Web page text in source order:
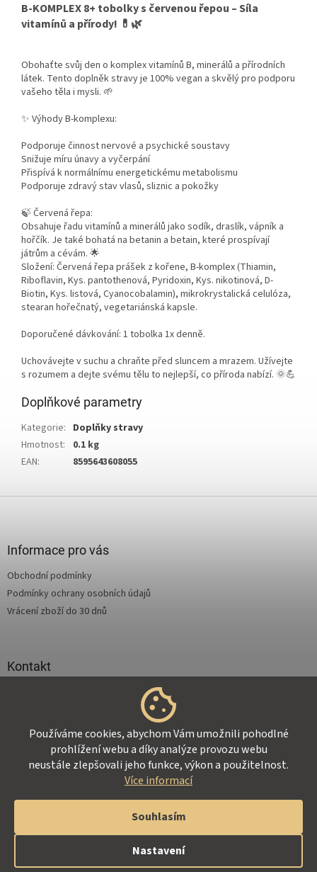
Používáme cookies, abychom Vám umožnili pohodlné
prohlížení webu a díky analýze provozu webu
neustále zlepšovali jeho funkce, výkon a použitelnost.
Více informací
Souhlasím
Nastavení
B-KOMPLEX 8+ tobolky s červenou řepou – Síla
vitamínů a přírody! 💊🌿
Obohaťte svůj den o komplex vitamínů B, minerálů a přírodních
látek. Tento doplněk stravy je 100% vegan a skvělý pro podporu
vašeho těla i mysli. 🌱
✨ Výhody B-komplexu:
Podporuje činnost nervové a psychické soustavy
Snižuje míru únavy a vyčerpání
Přispívá k normálnímu energetickému metabolismu
Podporuje zdravý stav vlasů, sliznic a pokožky
🍃 Červená řepa:
Obsahuje řadu vitamínů a minerálů jako sodík, draslík, vápník a
hořčík. Je také bohatá na betanin a betain, které prospívají
játrům a cévám. 🌟
Složení: Červená řepa prášek z kořene, B-komplex (Thiamin,
Riboflavin, Kys. pantothenová, Pyridoxin, Kys. nikotinová, D-
Biotin, Kys. listová, Cyanocobalamin), mikrokrystalická celulóza,
stearan hořečnatý, vegetariánská kapsle.
Doporučené dávkování: 1 tobolka 1x denně.
Uchovávejte v suchu a chraňte před sluncem a mrazem. Užívejte
s rozumem a dejte svému tělu to nejlepší, co příroda nabízí. 🌞💪
Doplňkové parametry
Kategorie: Doplňky stravy
Hmotnost:
0.1 kg
EAN: 8595643608055
Informace pro vás
Obchodní podmínky
Podmínky ochrany osobních údajů
Vrácení zboží do 30 dnů
Kontakt
Vytvořil Shoptet